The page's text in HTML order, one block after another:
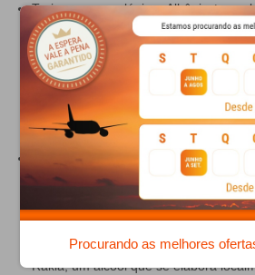
Turismo arqueológico. Albânia tem
os tipos de viajante. A prova disso
turismo cultural de tipo
razões de importância para
escondida de Europa: Berat e
reconhecidas pela #UNESCO,
exemplos atuais de casas da era
podes visitar as ruínas gregas de
romanas de Orikum, muito apreciadas
Um país hospitalario. Outra
encontrar em muitos países ainda
turismo é a hospitalidade, e Albânia
que têm viajado ao país destacam
e amistoso de seus habitantes,
mais que dispostos a ajudar pese
falam inglês. Prepara-te para
Rakia, um álcool que se elabora
Procurando as melhores